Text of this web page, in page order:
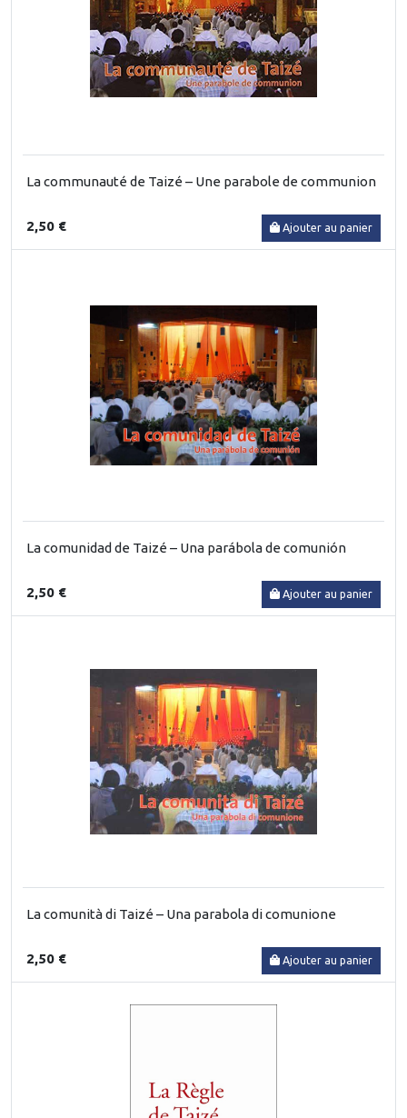
La communauté de Taizé – Une parabole de communion
2,50 € Ajouter au panier
La comunidad de Taizé – Una parábola de comunión
2,50 € Ajouter au panier
La comunità di Taizé – Una parabola di comunione
2,50 € Ajouter au panier